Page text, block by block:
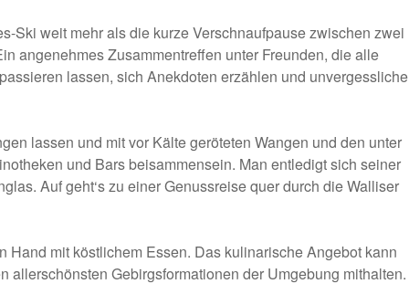
Ski weit mehr als die kurze Verschnaufpause zwischen zwei
angenehmes Zusammentreffen unter Freunden, die alle
lassen, sich Anekdoten erzählen und unvergessliche
lassen und mit vor Kälte geröteten Wangen und den unter
und Bars beisammensein. Man entledigt sich seiner
Auf geht‘s zu einer Genussreise quer durch die Walliser
mit köstlichem Essen. Das kulinarische Angebot kann
allerschönsten Gebirgsformationen der Umgebung mithalten.